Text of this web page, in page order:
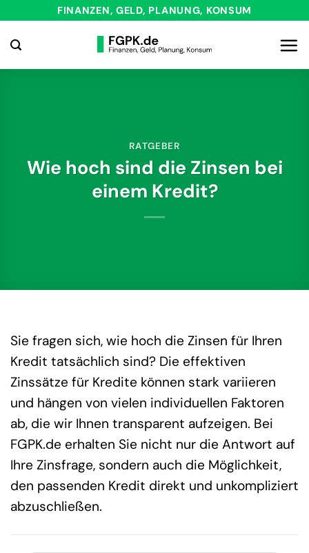
springen
FINANZEN, GELD, PLANUNG, KONSUM
RATGEBER
Wie hoch sind die Zinsen bei
einem Kredit?
Sie fragen sich, wie hoch die Zinsen für Ihren
Kredit tatsächlich sind? Die effektiven
Zinssätze für Kredite können stark variieren
und hängen von vielen individuellen Faktoren
ab, die wir Ihnen transparent aufzeigen. Bei
FGPK.de erhalten Sie nicht nur die Antwort auf
Ihre Zinsfrage, sondern auch die Möglichkeit,
den passenden Kredit direkt und unkompliziert
abzuschließen.